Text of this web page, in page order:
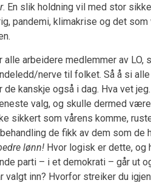
. En slik holdning vil med stor
pandemi, klimakrise og det
arbeidere medlemmer av LO,
nerve til folket. Så å si
de kanskje også i dag. Hva vet
valg, og skulle dermed
sikkert som vårens komme,
de fikk av dem som de
lønn! Hvor logisk er dette, og
parti – i et demokrati – går ut
inn? Hvorfor streiker du